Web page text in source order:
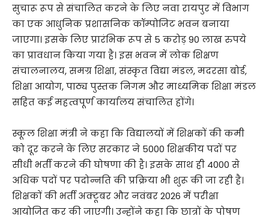
सुचारू रूप से संचालित करने के लिए नवा रायपुर में विभाग
का एक आधुनिक प्रशासनिक कॉम्पोजिट भवन बनाया
जाएगा। इसके लिए प्रारंभिक रूप से 5 करोड़ 90 लाख रुपये
का प्रावधान किया गया है। इस भवन में लोक शिक्षण
संचालनालय, समग्र शिक्षा, संस्कृत विद्या मंडल, मदरसा बोर्ड,
शिक्षा आयोग, पाठ्य पुस्तक निगम और माध्यमिक शिक्षा मंडल
सहित कई महत्वपूर्ण कार्यालय संचालित होंगे।
स्कूल शिक्षा मंत्री ने कहा कि विद्यालयों में शिक्षकों की कमी
को दूर करने के लिए सरकार ने 5000 शिक्षकीय पदों पर
सीधी भर्ती करने की घोषणा की है। इसके साथ ही 4000 से
अधिक पदों पर पदोन्नति की प्रक्रिया भी शुरू की जा रही है।
शिक्षकों की भर्ती अक्टूबर और नवंबर 2026 में परीक्षा
आयोजित कर की जाएगी। उन्होंने कहा कि छात्रों के पोषण